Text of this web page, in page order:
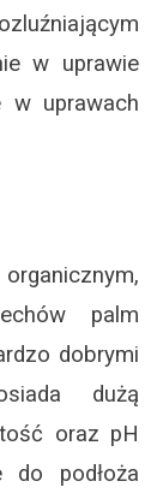
w uprawie
w uprawach
palm
dobrymi
dużą
oraz pH
do podłoża